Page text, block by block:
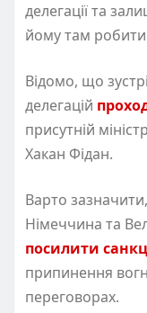
делегації та
йому там
Відомо, що
делегацій
присутній
Хакан Фідан.
Варто
Німеччина та
посилити
припинення
переговорах.